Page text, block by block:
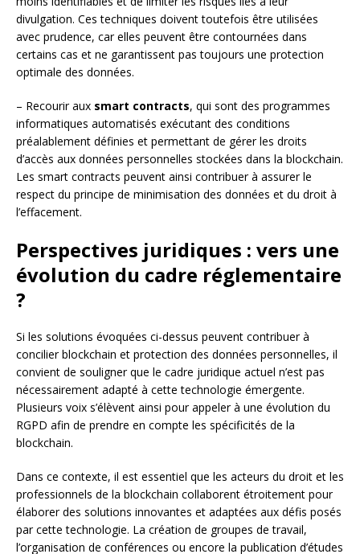
divulgation. Ces techniques doivent toutefois être utilisées
avec prudence, car elles peuvent être contournées dans
certains cas et ne garantissent pas toujours une protection
optimale des données.
– Recourir aux smart contracts, qui sont des programmes
informatiques automatisés exécutant des conditions
préalablement définies et permettant de gérer les droits
d’accès aux données personnelles stockées dans la blockchain.
Les smart contracts peuvent ainsi contribuer à assurer le
respect du principe de minimisation des données et du droit à
l’effacement.
Perspectives juridiques : vers une
évolution du cadre réglementaire
?
Si les solutions évoquées ci-dessus peuvent contribuer à
concilier blockchain et protection des données personnelles, il
convient de souligner que le cadre juridique actuel n’est pas
nécessairement adapté à cette technologie émergente.
Plusieurs voix s’élèvent ainsi pour appeler à une évolution du
RGPD afin de prendre en compte les spécificités de la
blockchain.
Dans ce contexte, il est essentiel que les acteurs du droit et les
professionnels de la blockchain collaborent étroitement pour
élaborer des solutions innovantes et adaptées aux défis posés
par cette technologie. La création de groupes de travail,
l’organisation de conférences ou encore la publication d’études